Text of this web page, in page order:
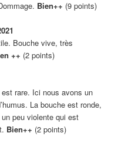
Bien++ (9 points)
Bouche vive, très
++ (2 points)
est rare. Ici nous avons un
La bouche est ronde,
peu violente qui est
Bien++ (2 points)